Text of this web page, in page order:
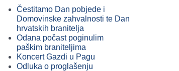
Čestitamo Dan pobjede i
Domovinske zahvalnosti te Dan
hrvatskih branitelja
Odana počast poginulim
paškim braniteljima
Koncert Gazdi u Pagu
Odluka o proglašenju